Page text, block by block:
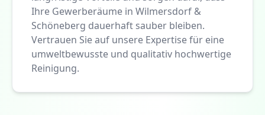
Ihre Gewerberäume in Wilmersdorf &
Schöneberg dauerhaft sauber bleiben.
Vertrauen Sie auf unsere Expertise für eine
umweltbewusste und qualitativ hochwertige
Reinigung.